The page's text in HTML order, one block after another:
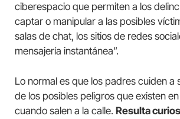
ciberespacio que permiten a los
captar o manipular a las posibles
salas de chat, los sitios de redes
mensajería instantánea”.
Lo normal es que los padres cuiden a
de los posibles peligros que existen
cuando salen a la calle. Resulta